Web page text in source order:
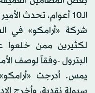
الـ10 أعوام، تحدث
شركة «أرامكو» في
لكثيرين ممن خلعوا
البترول -وفقاً لوصف
يمس. أدرجت